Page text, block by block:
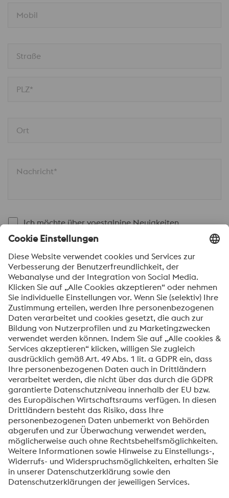
Mobil
Straße
PLZ*
Ort
Nachricht*
Ich möchte über voestalpine Neuigkeiten
automatisch informiert werden.
SENDEN
Anti-Roboter-Verifizierung
Hier klicken
FriendlyCaptcha ⇗
Mit dem Absenden dieses Formulars werden Ihre
personenbezogenen Daten zum Zweck der Bearbeitung
Ihrer Anfrage verarbeitet. Weitere Informationen zur
Verarbeitung Ihrer personenbezogenen Daten sowie zu
Ihren Rechten finden Sie in unserer
Datenschutzmitteilung.
voestalpine High Performance Metals International
GmbH
Die voestalpine High Performance Metals International GmbH ist